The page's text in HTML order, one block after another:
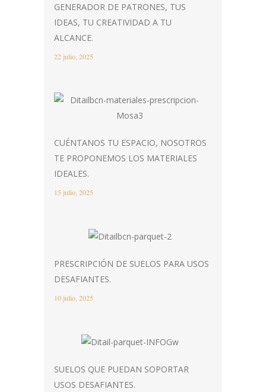
GENERADOR DE PATRONES, TUS
IDEAS, TU CREATIVIDAD A TU
ALCANCE.
22 julio, 2025
CUÉNTANOS TU ESPACIO, NOSOTROS
TE PROPONEMOS LOS MATERIALES
IDEALES.
15 julio, 2025
PRESCRIPCIÓN DE SUELOS PARA USOS
DESAFIANTES.
10 julio, 2025
SUELOS QUE PUEDAN SOPORTAR
USOS DESAFIANTES.